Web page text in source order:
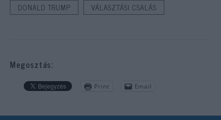
DONALD TRUMP
VÁLASZTÁSI CSALÁS
Megosztás:
Print Email